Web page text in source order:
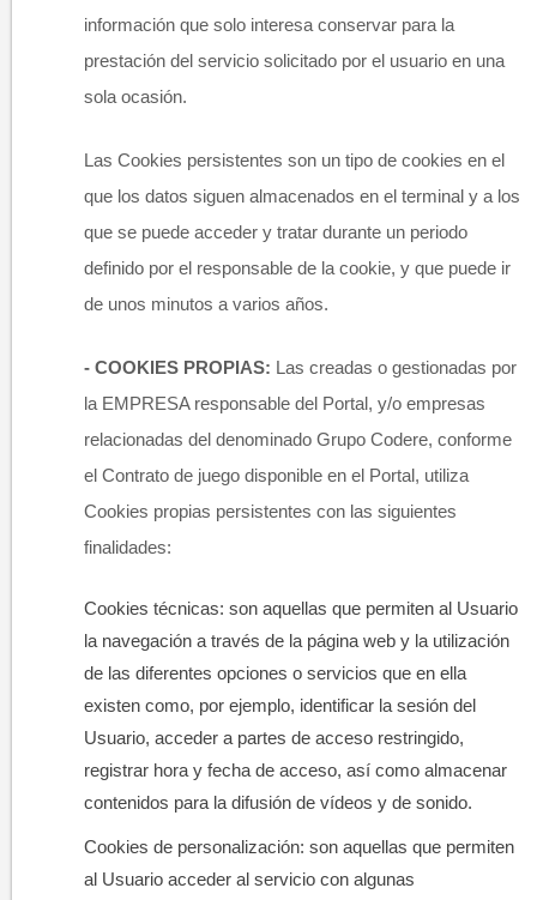
información que solo interesa conservar para la
prestación del servicio solicitado por el usuario en una
sola ocasión.
Las Cookies persistentes son un tipo de cookies en el
que los datos siguen almacenados en el terminal y a los
que se puede acceder y tratar durante un periodo
definido por el responsable de la cookie, y que puede ir
de unos minutos a varios años.
- COOKIES PROPIAS:
Las creadas o gestionadas por
la EMPRESA responsable del Portal, y/o empresas
relacionadas del denominado Grupo Codere, conforme
el Contrato de juego disponible en el Portal, utiliza
Cookies propias persistentes con las siguientes
finalidades:
Cookies técnicas: son aquellas que permiten al Usuario
la navegación a través de la página web y la utilización
de las diferentes opciones o servicios que en ella
existen como, por ejemplo, identificar la sesión del
Usuario, acceder a partes de acceso restringido,
registrar hora y fecha de acceso, así como almacenar
contenidos para la difusión de vídeos y de sonido.
Cookies de personalización: son aquellas que permiten
al Usuario acceder al servicio con algunas